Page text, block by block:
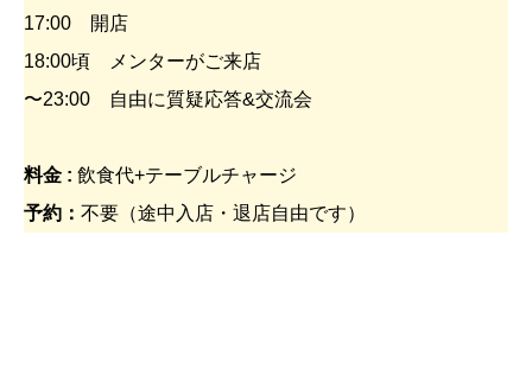
17:00 開店
18:00頃 メンターがご来店
〜23:00 自由に質疑応答&交流会
料金 : 飲食代+テーブルチャージ
予約： 不要（途中入店・退店自由です）